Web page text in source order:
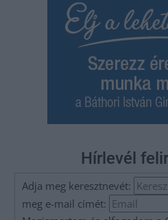
Hírlevél
Adja meg keresztnevét:
meg e-mail címét: